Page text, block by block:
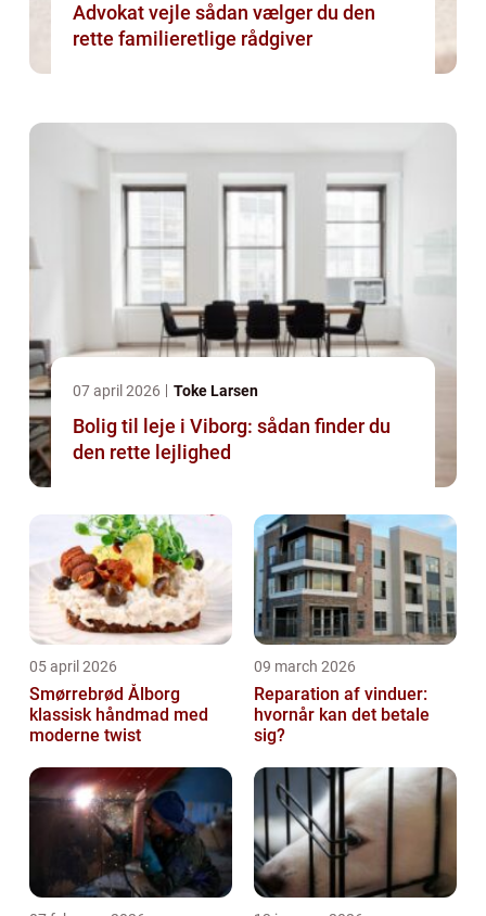
Advokat vejle sådan vælger du den
rette familieretlige rådgiver
07 april 2026 Toke Larsen
Bolig til leje i Viborg: sådan finder du
den rette lejlighed
05 april 2026
Smørrebrød Ålborg
klassisk håndmad med
moderne twist
09 march 2026
Reparation af vinduer:
hvornår kan det betale
sig?